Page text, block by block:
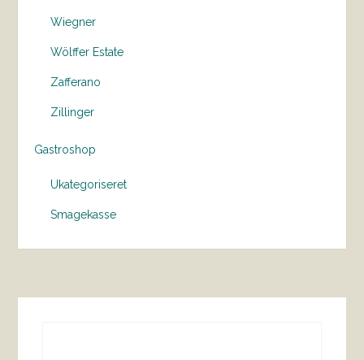
Wiegner
Wölffer Estate
Zafferano
Zillinger
Gastroshop
Ukategoriseret
Smagekasse